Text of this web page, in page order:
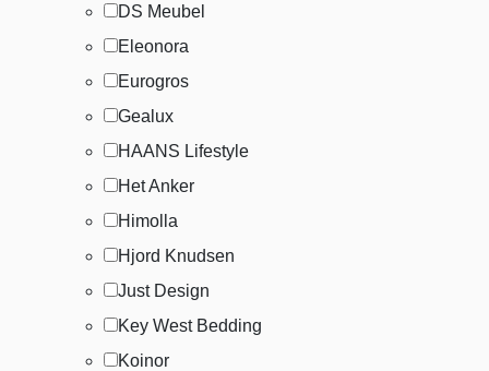
DS Meubel
Eleonora
Eurogros
Gealux
HAANS Lifestyle
Het Anker
Himolla
Hjord Knudsen
Just Design
Key West Bedding
Koinor